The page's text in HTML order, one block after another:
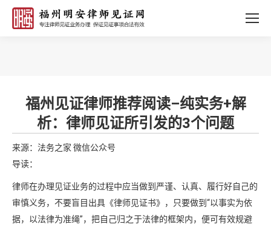
福州见证律师推荐阅读–纯实务+解
析：律师见证所引发的3个问题
来源：法务之家 微信公众号
导读：
律师在办理见证业务的过程中应当做到严谨、认真、履行好自己的
审慎义务，不要盲目出具《律师见证书》，只要做到“以事实为依
据，以法律为准绳”，把自己归之于法律的框架内，便可有效规避